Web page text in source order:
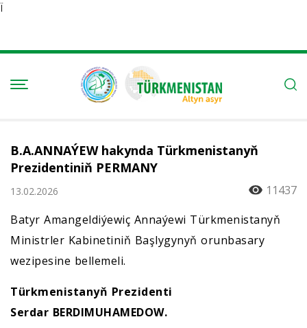
Ï
B.A.ANNAÝEW hakynda Türkmenistanyň
Prezidentiniň PERMANY
13.02.2026
11437
Batyr Amangeldiýewiç Annaýewi Türkmenistanyň
Ministrler Kabinetiniň Başlygynyň orunbasary
wezipesine bellemeli.
Türkmenistanyň Prezidenti
Serdar BERDIMUHAMEDOW.